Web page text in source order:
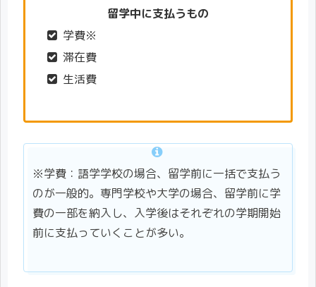
留学中に支払うもの
学費※
滞在費
生活費
※学費：語学学校の場合、留学前に一括で支払う
のが一般的。専門学校や大学の場合、留学前に学
費の一部を納入し、入学後はそれぞれの学期開始
前に支払っていくことが多い。